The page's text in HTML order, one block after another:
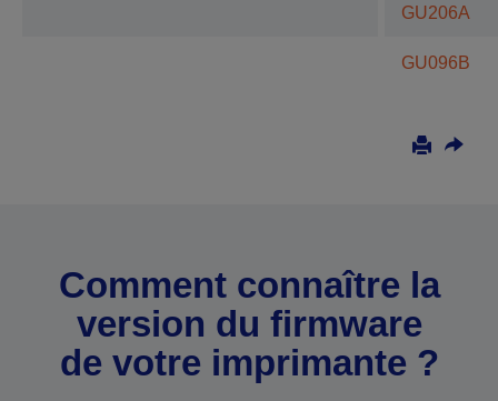
GU206A
GU096B
Comment connaître la
version du firmware
de votre imprimante ?